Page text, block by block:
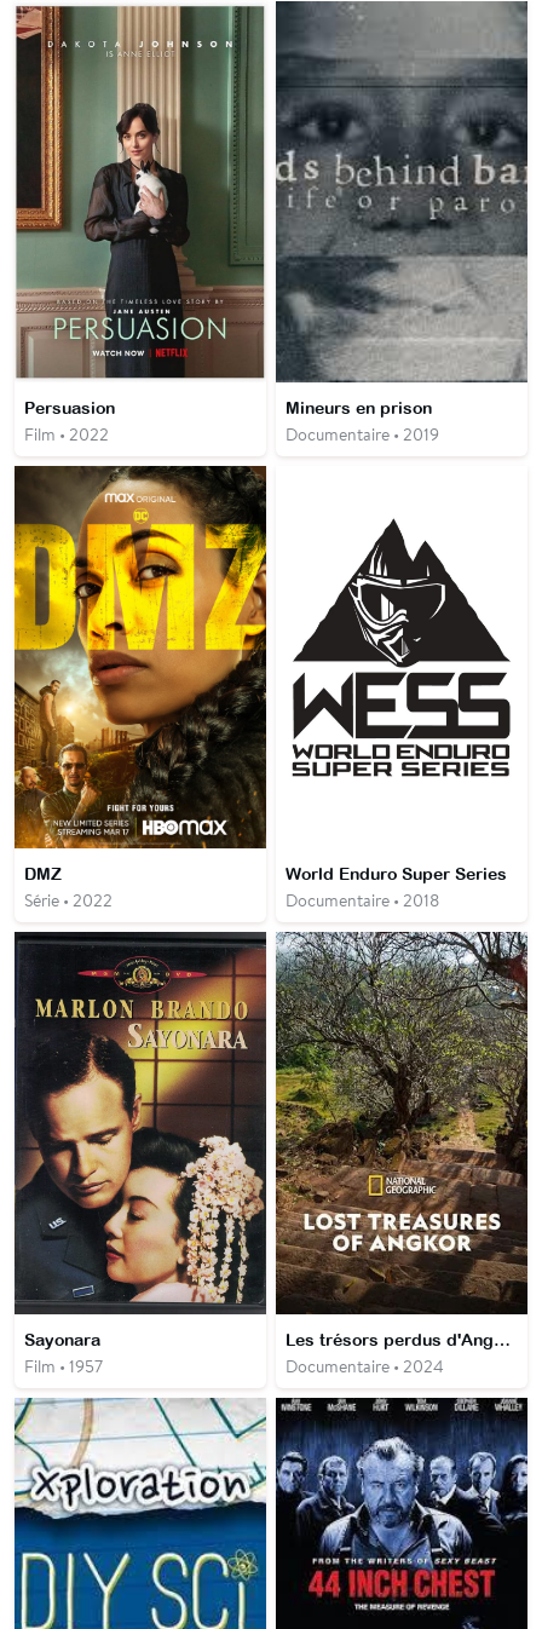
Persuasion
Film • 2022
Mineurs en prison
Documentaire • 2019
DMZ
Série • 2022
World Enduro Super Series
Documentaire • 2018
Sayonara
Film • 1957
Les trésors perdus d'Angkor
Documentaire • 2024